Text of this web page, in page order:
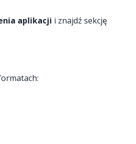
aplikacji i znajdź sekcję